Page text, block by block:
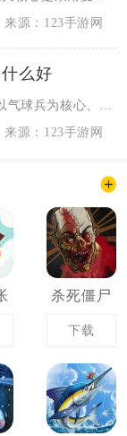
来源：123手游网
么好
部落冲突巨龙最优搭配以气球兵为核心、电龙/龙骑士为辅助，配闪电+狂暴+镜像法...
来源：123手游网
杀死僵尸
下载